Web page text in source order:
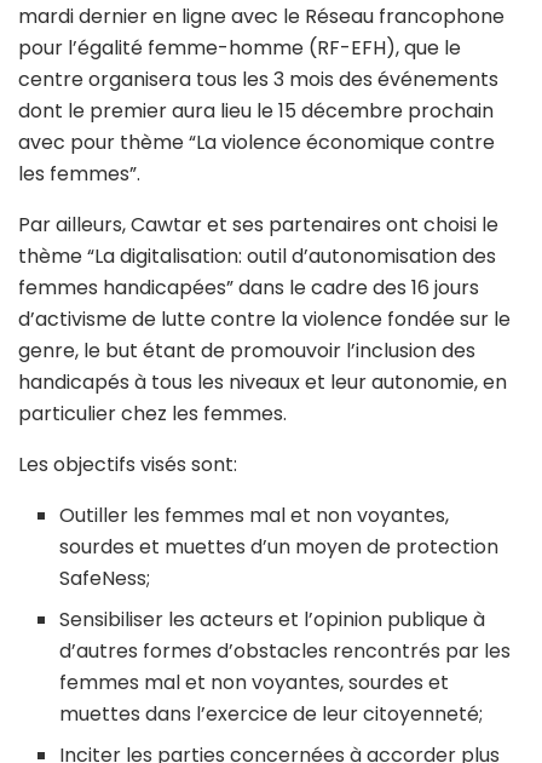
mardi dernier en ligne avec le Réseau francophone
pour l’égalité femme-homme (RF-EFH), que le
centre organisera tous les 3 mois des événements
dont le premier aura lieu le 15 décembre prochain
avec pour thème “La violence économique contre
les femmes”.
Par ailleurs, Cawtar et ses partenaires ont choisi le
thème “La digitalisation: outil d’autonomisation des
femmes handicapées” dans le cadre des 16 jours
d’activisme de lutte contre la violence fondée sur le
genre, le but étant de promouvoir l’inclusion des
handicapés à tous les niveaux et leur autonomie, en
particulier chez les femmes.
Les objectifs visés sont:
Outiller les femmes mal et non voyantes,
sourdes et muettes d’un moyen de protection
SafeNess;
Sensibiliser les acteurs et l’opinion publique à
d’autres formes d’obstacles rencontrés par les
femmes mal et non voyantes, sourdes et
muettes dans l’exercice de leur citoyenneté;
Inciter les parties concernées à accorder plus